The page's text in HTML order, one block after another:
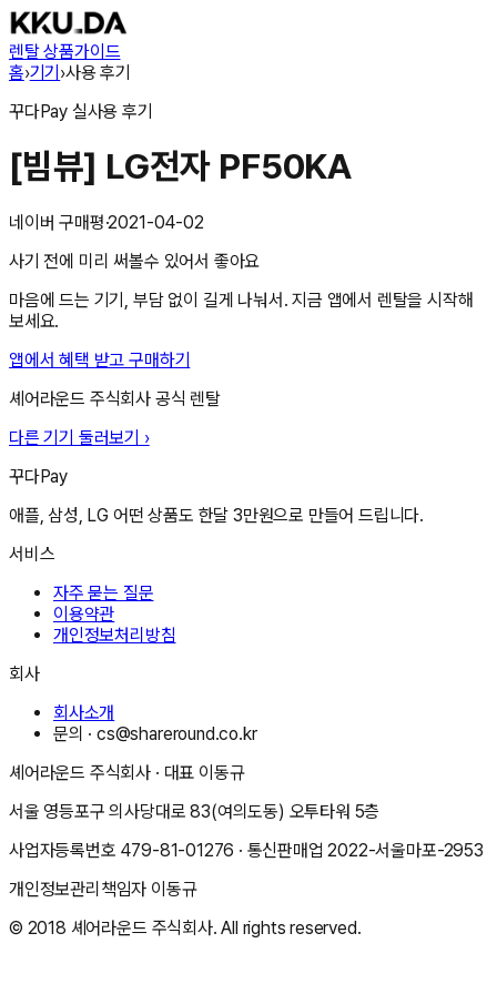
렌탈 상품가이드
홈›기기›사용 후기
꾸다Pay 실사용 후기
[빔뷰] LG전자 PF50KA
네이버 구매평·2021-04-02
사기 전에 미리 써볼수 있어서 좋아요
마음에 드는 기기, 부담 없이 길게 나눠서. 지금 앱에서 렌탈을 시작해
보세요.
앱에서 혜택 받고 구매하기
셰어라운드 주식회사 공식 렌탈
다른 기기 둘러보기 ›
꾸다Pay
애플, 삼성, LG 어떤 상품도 한달 3만원으로 만들어 드립니다.
서비스
자주 묻는 질문
이용약관
개인정보처리방침
회사
회사소개
문의 ·cs@shareround.co.kr
셰어라운드 주식회사 · 대표 이동규
서울 영등포구 의사당대로 83(여의도동) 오투타워 5층
사업자등록번호 479-81-01276 · 통신판매업2022-서울마포-2953
개인정보관리책임자 이동규
© 2018 셰어라운드 주식회사. All rights reserved.